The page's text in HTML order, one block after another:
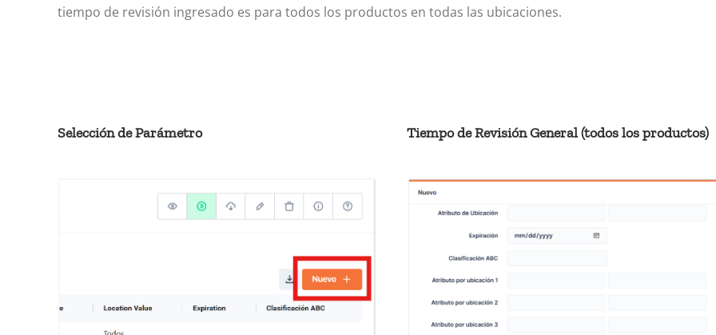
tiempo de revisión ingresado es para todos los productos en todas las ubicaciones.
Selección de Parámetro Tiempo de Revisión General (todos los productos)